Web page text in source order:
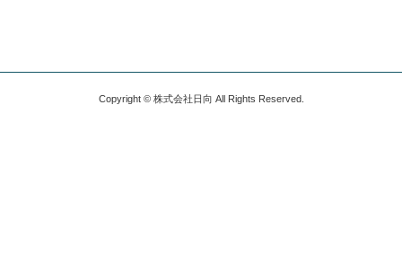
Copyright © 株式会社日向 All Rights Reserved.